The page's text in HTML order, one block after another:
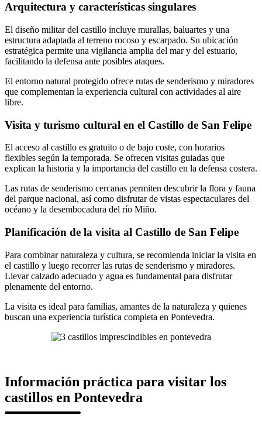
Arquitectura y características singulares
El diseño militar del castillo incluye murallas, baluartes y una
estructura adaptada al terreno rocoso y escarpado. Su ubicación
estratégica permite una vigilancia amplia del mar y del estuario,
facilitando la defensa ante posibles ataques.
El entorno natural protegido ofrece rutas de senderismo y miradores
que complementan la experiencia cultural con actividades al aire
libre.
Visita y turismo cultural en el Castillo de San Felipe
El acceso al castillo es gratuito o de bajo coste, con horarios
flexibles según la temporada. Se ofrecen visitas guiadas que
explican la historia y la importancia del castillo en la defensa costera.
Las rutas de senderismo cercanas permiten descubrir la flora y fauna
del parque nacional, así como disfrutar de vistas espectaculares del
océano y la desembocadura del río Miño.
Planificación de la visita al Castillo de San Felipe
Para combinar naturaleza y cultura, se recomienda iniciar la visita en
el castillo y luego recorrer las rutas de senderismo y miradores.
Llevar calzado adecuado y agua es fundamental para disfrutar
plenamente del entorno.
La visita es ideal para familias, amantes de la naturaleza y quienes
buscan una experiencia turística completa en Pontevedra.
Información práctica para visitar los
castillos en Pontevedra